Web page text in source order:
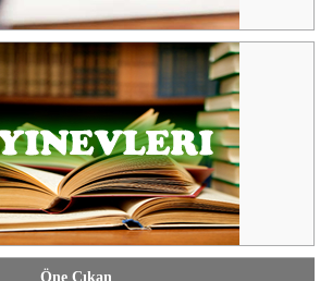
Öne Çıkan